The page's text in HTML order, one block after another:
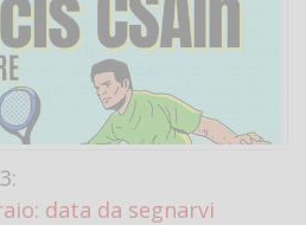
data da segnarvi